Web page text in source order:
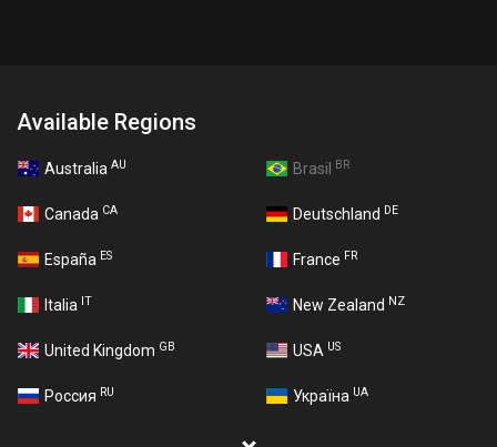
Available Regions
Australia AU Brasil BR
Canada CA Deutschland DE
España ES France FR
Italia IT New Zealand NZ
United Kingdom GB USA US
Россия RU Україна UA